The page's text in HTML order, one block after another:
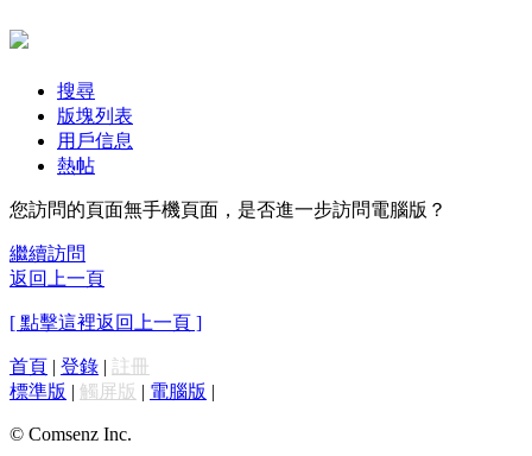
搜尋
版塊列表
用戶信息
熱帖
您訪問的頁面無手機頁面，是否進一步訪問電腦版？
繼續訪問
返回上一頁
[ 點擊這裡返回上一頁 ]
首頁 | 登錄 | 註冊
標準版 | 觸屏版 | 電腦版 |
© Comsenz Inc.